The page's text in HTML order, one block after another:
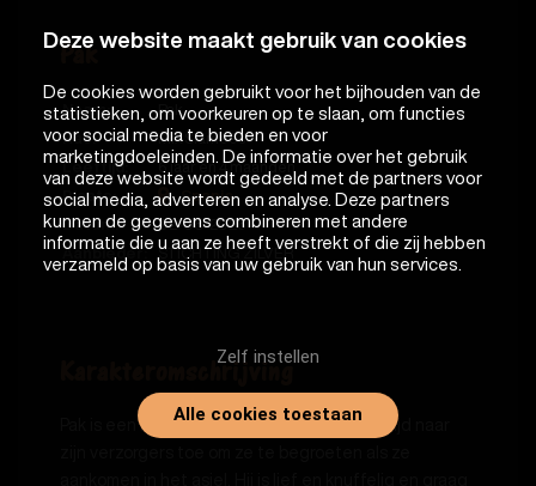
Deze website maakt gebruik van cookies
De cookies worden gebruikt voor het bijhouden van de
statistieken, om voorkeuren op te slaan, om functies
voor social media te bieden en voor
marketingdoeleinden. De informatie over het gebruik
van deze website wordt gedeeld met de partners voor
social media, adverteren en analyse. Deze partners
kunnen de gegevens combineren met andere
informatie die u aan ze heeft verstrekt of die zij hebben
verzameld op basis van uw gebruik van hun services.
Zelf instellen
Alle cookies toestaan
Naam:
Pak
Ras:
Mix Siamees
Leeftijd:
6 jaar en 4 maanden
Plaats:
Spanje
Datum:
02-08-2026
Aanbieder:
STICHTING ZILVER
Pak is een leuke outgoing kater. Hij komt altijd naar